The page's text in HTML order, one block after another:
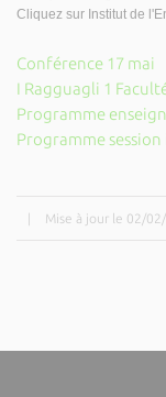
Cliquez sur Institut de
Conférence 17 mai
I Ragguagli 1
Programme
Programme
Mise à jour le 02/